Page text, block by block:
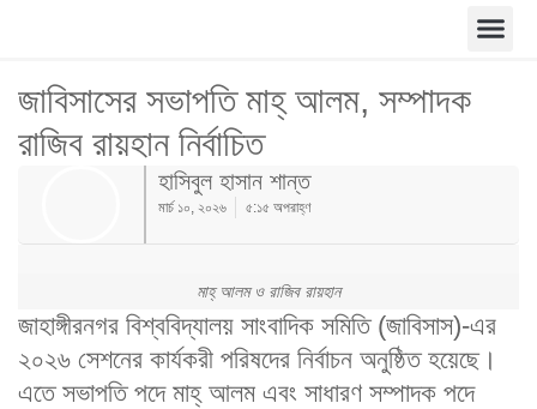
জাবিসাসের সভাপতি মাহ্ আলম, সম্পাদক
রাজিব রায়হান নির্বাচিত
হাসিবুল হাসান শান্ত
মার্চ ১০, ২০২৬ ৫:১৫ অপরাহ্ণ
মাহ্ আলম ও রাজিব রায়হান
জাহাঙ্গীরনগর বিশ্ববিদ্যালয় সাংবাদিক সমিতি (জাবিসাস)-এর
২০২৬ সেশনের কার্যকরী পরিষদের নির্বাচন অনুষ্ঠিত হয়েছে।
এতে সভাপতি পদে মাহ্ আলম এবং সাধারণ সম্পাদক পদে